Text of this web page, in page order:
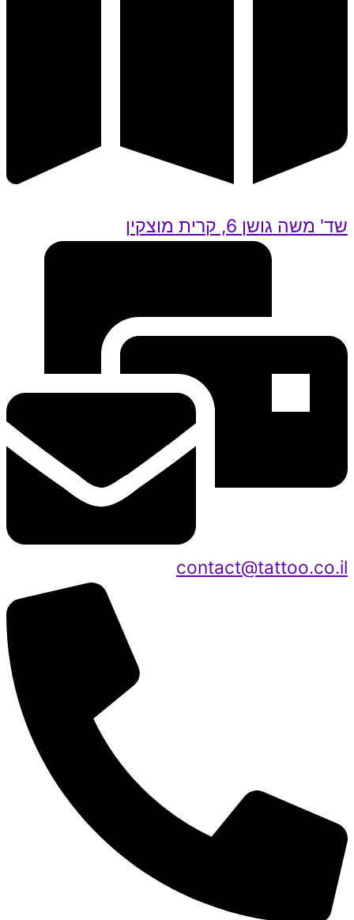
שד' משה גושן 6, קרית מוצקין
contact@tattoo.co.il